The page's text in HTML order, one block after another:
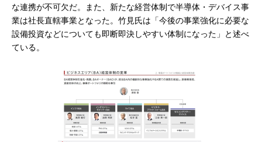
な連携が不可欠だ。また、新たな経営体制で半導体・デバイス事
業は社長直轄事業となった。竹見氏は「今後の事業強化に必要な
設備投資などについても即断即決しやすい体制になった」と述べ
ている。